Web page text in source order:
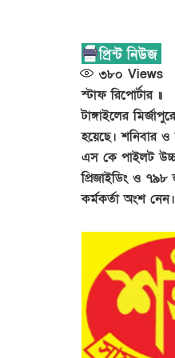
৩৮০ Views
স্টাফ রিপোর্টার ॥
টাঙ্গাইলের
হয়েছে। শনিবার ও
এস কে পাইলট উচ্চ
প্রিজাইডিং ও
কর্মকর্তা অংশ নেন।